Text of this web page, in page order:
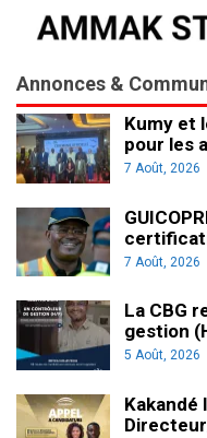
Annonces &
Kumy et
pour les
7 Août, 2026
7 Août, 2026
La CBG
gestion
5 Août, 2026
Kakandé